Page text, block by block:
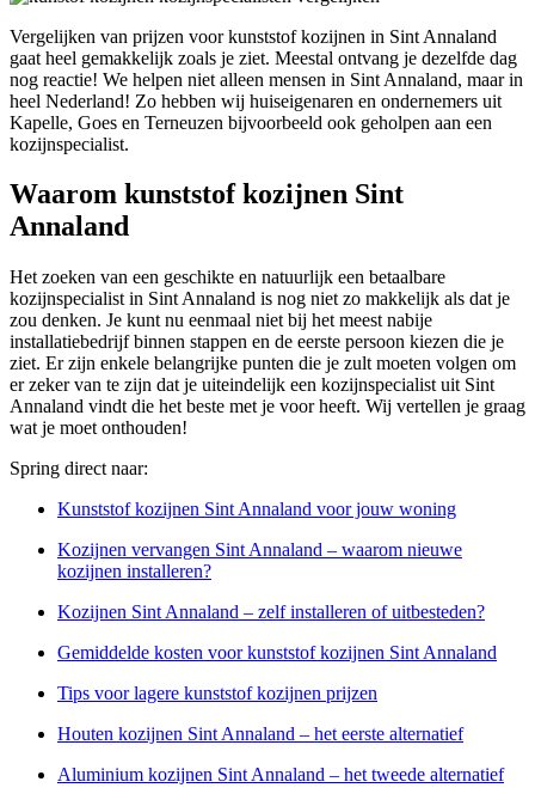
Vergelijken van prijzen voor kunststof kozijnen in Sint Annaland
gaat heel gemakkelijk zoals je ziet. Meestal ontvang je dezelfde dag
nog reactie! We helpen niet alleen mensen in Sint Annaland, maar in
heel Nederland! Zo hebben wij huiseigenaren en ondernemers uit
Kapelle, Goes en Terneuzen bijvoorbeeld ook geholpen aan een
kozijnspecialist.
Waarom kunststof kozijnen Sint
Annaland
Het zoeken van een geschikte en natuurlijk een betaalbare
kozijnspecialist in Sint Annaland is nog niet zo makkelijk als dat je
zou denken. Je kunt nu eenmaal niet bij het meest nabije
installatiebedrijf binnen stappen en de eerste persoon kiezen die je
ziet. Er zijn enkele belangrijke punten die je zult moeten volgen om
er zeker van te zijn dat je uiteindelijk een kozijnspecialist uit Sint
Annaland vindt die het beste met je voor heeft. Wij vertellen je graag
wat je moet onthouden!
Spring direct naar:
Kunststof kozijnen Sint Annaland voor jouw woning
Kozijnen vervangen Sint Annaland – waarom nieuwe
kozijnen installeren?
Kozijnen Sint Annaland – zelf installeren of uitbesteden?
Gemiddelde kosten voor kunststof kozijnen Sint Annaland
Tips voor lagere kunststof kozijnen prijzen
Houten kozijnen Sint Annaland – het eerste alternatief
Aluminium kozijnen Sint Annaland – het tweede alternatief